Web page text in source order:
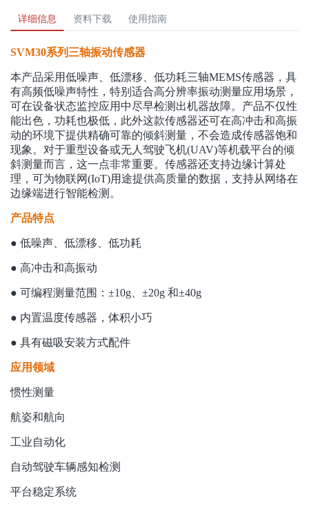
详细信息 资料下载 使用指南
SVM30系列三轴振动传感器
本产品采用低噪声、低漂移、低功耗三轴MEMS传感器，具
有高频低噪声特性，特别适合高分辨率振动测量应用场景，
可在设备状态监控应用中尽早检测出机器故障。产品不仅性
能出色，功耗也极低，此外这款传感器还可在高冲击和高振
动的环境下提供精确可靠的倾斜测量，不会造成传感器饱和
现象。对于重型设备或无人驾驶飞机(UAV)等机载平台的倾
斜测量而言，这一点非常重要。传感器还支持边缘计算处
理，可为物联网(IoT)用途提供高质量的数据，支持从网络在
边缘端进行智能检测。
产品特点
● 低噪声、低漂移、低功耗
● 高冲击和高振动
● 可编程测量范围：±10g、±20g 和±40g
● 内置温度传感器，体积小巧
● 具有磁吸安装方式配件
应用领域
惯性测量
航姿和航向
工业自动化
自动驾驶车辆感知检测
平台稳定系统